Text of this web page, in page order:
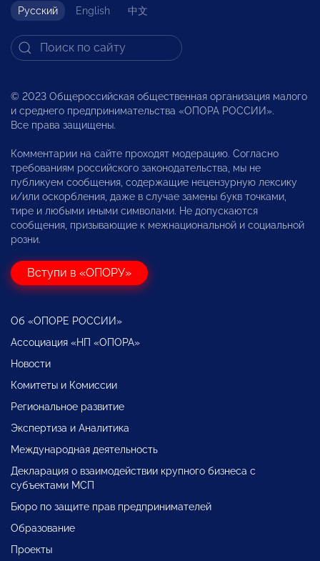
Русский English 中文
© 2023 Общероссийская общественная организация малого
и среднего предпринимательства «ОПОРА РОССИИ».
Все права защищены.
Комментарии на сайте проходят модерацию. Согласно
требованиям российского законодательства, мы не
публикуем сообщения, содержащие нецензурную лексику
и/или оскорбления, даже в случае замены букв точками,
тире и любыми иными символами. Не допускаются
сообщения, призывающие к межнациональной и социальной
розни.
Вступи в «ОПОРУ»
Об «ОПОРЕ РОССИИ»
Ассоциация «НП «ОПОРА»
Новости
Комитеты и Комиссии
Региональное развитие
Экспертиза и Аналитика
Международная деятельность
Декларация о взаимодействии крупного бизнеса с
субъектами МСП
Бюро по защите прав предпринимателей
Образование
Проекты